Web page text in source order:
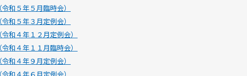
和５年５月臨時会）
和５年３月定例会）
和４年１２月定例会）
和４年１１月臨時会）
和４年９月定例会）
和４年６月定例会）